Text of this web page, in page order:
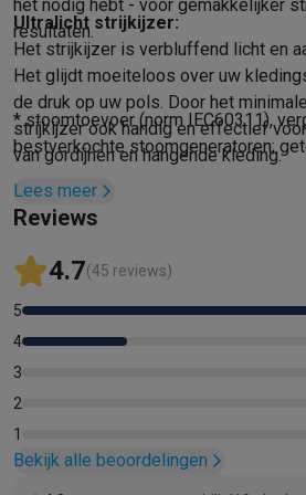
Refurbished
Refurbished smartphones
Huishouden
Wasmachines met ecocheques
Kleine keukentoestellen
Kleine keukentoestellen met
Grote keukentoestellen
Vaatwassers met ecocheques
Airco's met ecocheques
TV & audio
Multimedia & telefonie
Smartphones met ecocheques
Transport
Elektrische steps met ecocheques
Eco initiatieven
Impact Recycleer je
het nodig hebt - voor gemakkelijker
resultaten.
Ultralicht strijkijzer:
Het strijkijzer is verbluffend licht en
Het glijdt moeiteloos over uw
de druk op uw pols. Door het
strijkijzer ook handig en effectief
van gordijnen en hangende kleding.
* stoomtoevoer (norm IEC60311),
bestverkochte stoomgeneratoren;
Lees meer
Reviews
4.7(45 reviews)
5
4
3
2
1
Bekijk alle beoordelingen